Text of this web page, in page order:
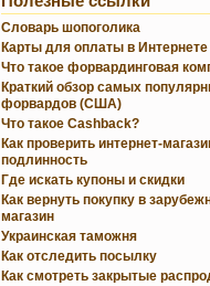
Словарь шопоголика
Карты для оплаты в Интернете
Что такое форвардинговая
Краткий обзор самых
форвардов (США)
Что такое Cashback?
Как проверить интернет-
подлинность
Где искать купоны и скидки
Как вернуть покупку в
магазин
Украинская таможня
Как отследить посылку
Как смотреть закрытые